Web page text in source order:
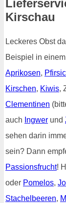
Kirschau
Leckeres Obst
Beispiel in
Aprikosen,
Kirschen, Kiwis,
Clementinen
auch Ingwer und
sehen darin
sein? Dann
Passionsfrucht!
oder Pomelos,
Stachelbeeren,